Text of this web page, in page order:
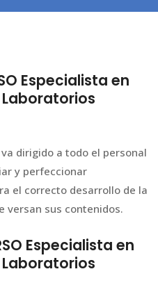
Especialista en
dirigido a todo el personal
y perfeccionar
el correcto desarrollo de la
versan sus contenidos.
Especialista en